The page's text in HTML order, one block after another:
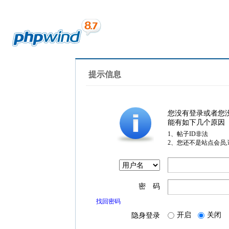
提示信息
您没有登录或者您
能有如下几个原因
1、帖子ID非法
2、您还不是站点会员
密 码
找回密码
隐身登录 开启 关闭